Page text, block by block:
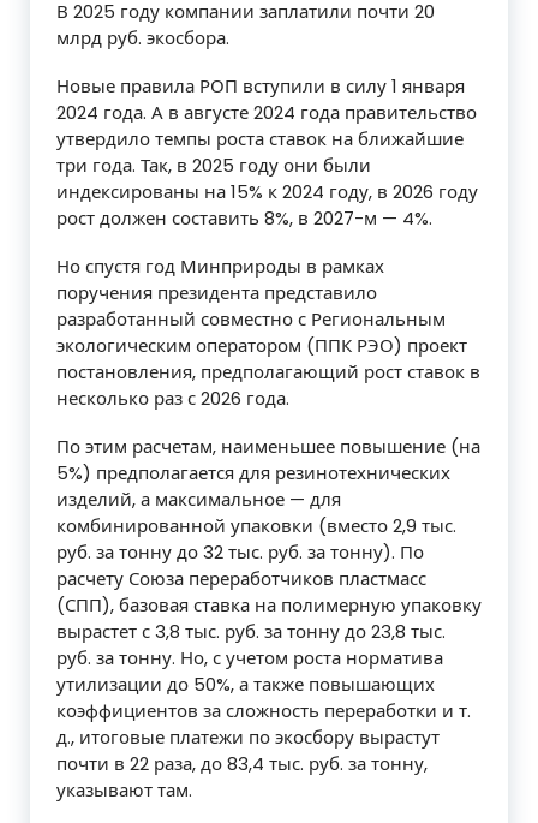
В 2025 году компании заплатили почти 20
млрд руб. экосбора.
Новые правила РОП вступили в силу 1 января
2024 года. А в августе 2024 года правительство
утвердило темпы роста ставок на ближайшие
три года. Так, в 2025 году они были
индексированы на 15% к 2024 году, в 2026 году
рост должен составить 8%, в 2027-м — 4%.
Но спустя год Минприроды в рамках
поручения президента представило
разработанный совместно с Региональным
экологическим оператором (ППК РЭО) проект
постановления, предполагающий рост ставок в
несколько раз с 2026 года.
По этим расчетам, наименьшее повышение (на
5%) предполагается для резинотехнических
изделий, а максимальное — для
комбинированной упаковки (вместо 2,9 тыс.
руб. за тонну до 32 тыс. руб. за тонну). По
расчету Союза переработчиков пластмасс
(СПП), базовая ставка на полимерную упаковку
вырастет с 3,8 тыс. руб. за тонну до 23,8 тыс.
руб. за тонну. Но, с учетом роста норматива
утилизации до 50%, а также повышающих
коэффициентов за сложность переработки и т.
д., итоговые платежи по экосбору вырастут
почти в 22 раза, до 83,4 тыс. руб. за тонну,
указывают там.